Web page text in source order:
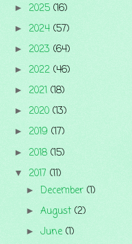
► 2025 (16)
► 2024 (57)
► 2023 (64)
► 2022 (46)
► 2021 (18)
► 2020 (13)
► 2019 (17)
► 2018 (15)
▼ 2017 (11)
► December (1)
► August (2)
► June (1)